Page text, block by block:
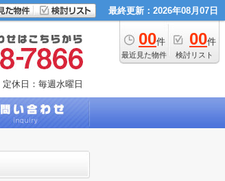
最終更新：2026年08月07日
00件
最近見た物件
00件
検討リスト
定休日：毎週水曜日